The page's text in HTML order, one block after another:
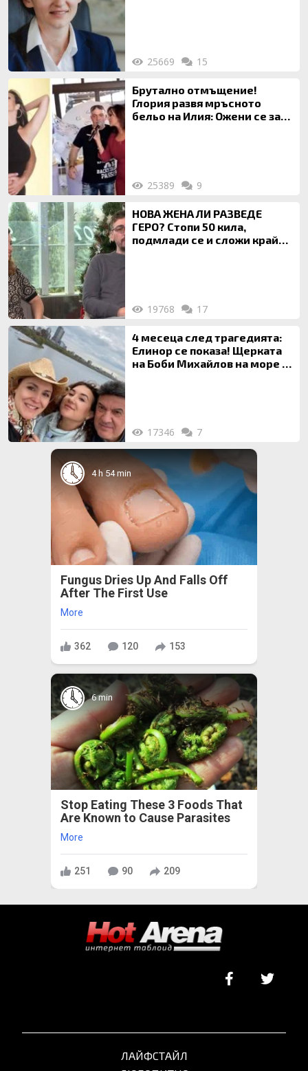
25669 15
Брутално отмъщение!
Глория развя мръсното
бельо на Илия: Ожени се за
25389 9
НОВА ЖЕНА ЛИ РАЗВЕДЕ
ГЕРО? Стопи 50 кила,
подмлади се и сложи край
19768 17
4 месеца след трагедията:
Елинор се показа! Щерката
на Боби Михайлов на море с
17346 7
4 h 54 min
Fungus Dries Up And Falls Off
After The First Use
More
362 120 153
6 min
Stop Eating These 3 Foods That
Are Known to Cause Parasites
More
251 90 209
ЛАЙФСТАЙЛ